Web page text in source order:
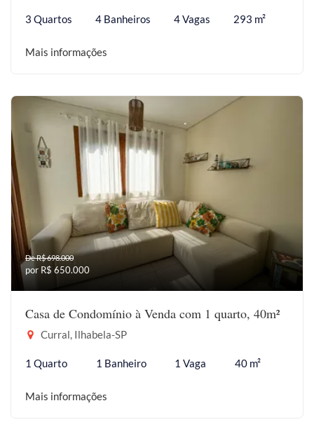
3 Quartos 4 Banheiros 4 Vagas 293 m²
Mais informações
De R$ 698.000
por R$ 650.000
Casa de Condomínio à Venda com 1 quarto, 40m²
Curral, Ilhabela-SP
1 Quarto 1 Banheiro 1 Vaga 40 m²
Mais informações